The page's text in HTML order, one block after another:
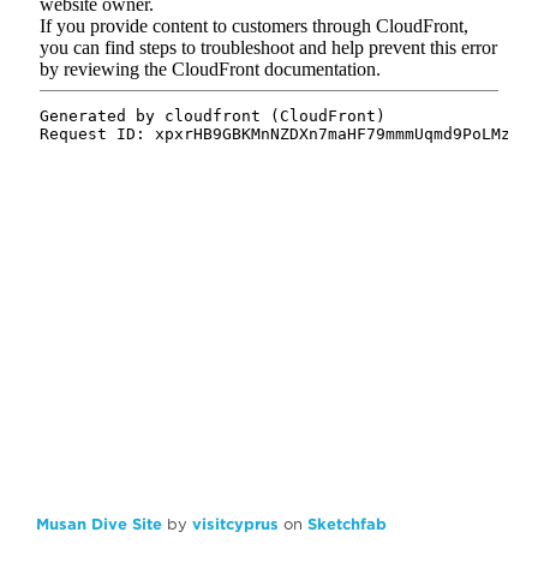
Musan Dive Site by visitcyprus on Sketchfab